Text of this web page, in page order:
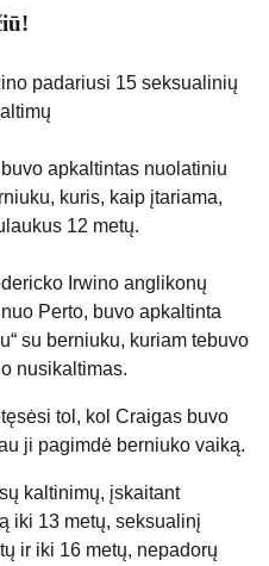
padariusi 15 seksualinių
apkaltintas nuolatiniu
kuris, kaip įtariama,
12 metų.
Irwino anglikonų
Perto, buvo apkaltinta
su berniuku, kuriam tebuvo
nusikaltimas.
tol, kol Craigas buvo
ji pagimdė berniuko vaiką.
kaltinimų, įskaitant
iki 13 metų, seksualinį
ir iki 16 metų, nepadorų